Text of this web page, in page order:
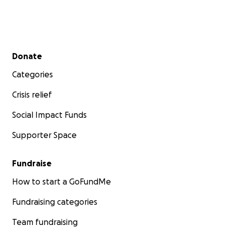
Secondary menu
Donate
Categories
Crisis relief
Social Impact Funds
Supporter Space
Fundraise
How to start a GoFundMe
Fundraising categories
Team fundraising